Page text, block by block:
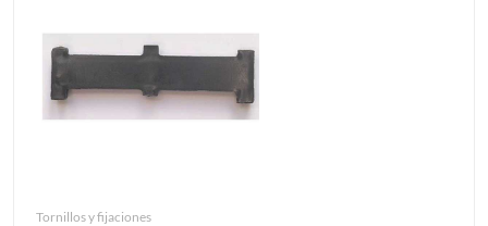
Tornillos y fijaciones